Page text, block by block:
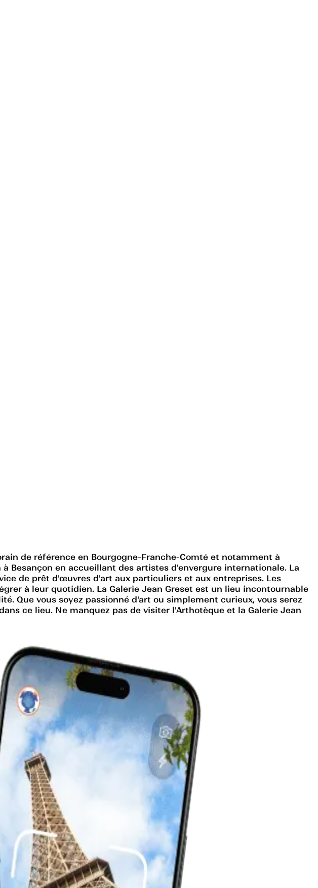
de référence en Bourgogne-Franche-Comté et notamment à
Besançon en accueillant des artistes d'envergure internationale. La
de prêt d'œuvres d'art aux particuliers et aux entreprises. Les
à leur quotidien. La Galerie Jean Greset est un lieu incontournable
Que vous soyez passionné d'art ou simplement curieux, vous serez
ce lieu. Ne manquez pas de visiter l'Arthotèque et la Galerie Jean